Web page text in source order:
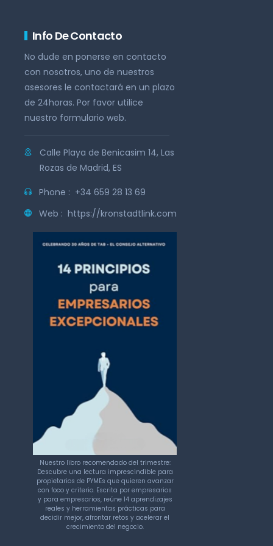
Info De Contacto
No dude en ponerse en contacto
con nosotros, uno de nuestros
asesores le contactará en un plazo
de 24horas. Por favor utilice
nuestro formulario web.
Calle Playa de Benicasim 14, Las
Rozas de Madrid, ES
Phone : +34 659 28 13 69
Web : https://kronstadtlink.com
Nuestro libro recomendado del trimestre:
Descubre una lectura imprescindible para
propietarios de PYMEs que quieren avanzar
con foco y criterio. Escrita por empresarios
y para empresarios, reúne 14 aprendizajes
reales y herramientas prácticas para
decidir mejor, afrontar retos y acelerar el
crecimiento del negocio.